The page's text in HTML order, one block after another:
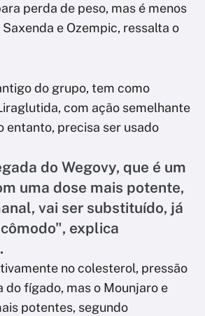
perda de peso, mas é menos
e Ozempic, ressalta o
do grupo, tem como
com ação semelhante
entanto, precisa ser usado
do Wegovy, que é um
uma dose mais potente,
vai ser substituído, já
explica
no colesterol, pressão
do fígado, mas o Mounjaro e
potentes, segundo